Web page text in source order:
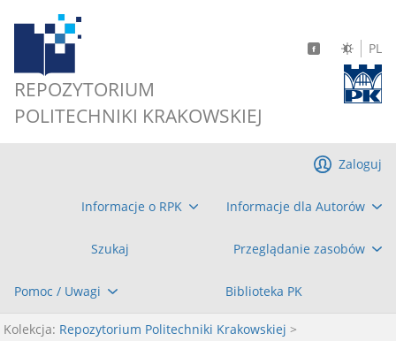
REPOZYTORIUM
POLITECHNIKI KRAKOWSKIEJ
PL
Informacje o RPK Informacje dla Autorów
Szukaj Przeglądanie zasobów
Pomoc / Uwagi Biblioteka PK
Zaloguj
Kolekcja: Repozytorium Politechniki Krakowskiej >